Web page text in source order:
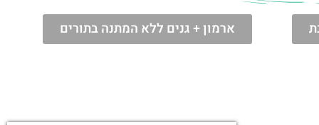
ארמון + גנים ללא המתנה בתורים